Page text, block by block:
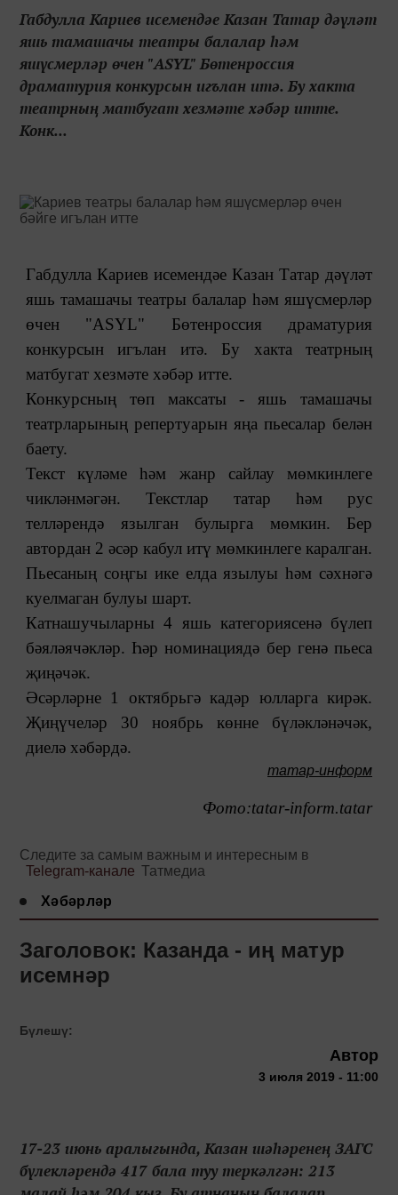
Габдулла Кариев исемендәе Казан Татар дәүләт
яшь тамашачы театры балалар һәм
яшүсмерләр өчен "ASYL" Бөтенроссия
драматурия конкурсын игълан итә. Бу хакта
театрның матбугат хезмәте хәбәр итте.
Конк...
Габдулла Кариев исемендәе Казан Татар дәүләт
яшь тамашачы театры балалар һәм яшүсмерләр
өчен "ASYL" Бөтенроссия драматурия
конкурсын игълан итә. Бу хакта театрның
матбугат хезмәте хәбәр итте.
Конкурсның төп максаты - яшь тамашачы
театрларының репертуарын яңа пьесалар белән
баету.
Текст күләме һәм жанр сайлау мөмкинлеге
чикләнмәгән. Текстлар татар һәм рус
телләрендә язылган булырга мөмкин. Бер
автордан 2 әсәр кабул итү мөмкинлеге каралган.
Пьесаның соңгы ике елда язылуы һәм сәхнәгә
куелмаган булуы шарт.
Катнашучыларны 4 яшь категориясенә бүлеп
бәяләячәкләр. Һәр номинациядә бер генә пьеса
җиңәчәк.
Әсәрләрне 1 октябрьгә кадәр юлларга кирәк.
Җиңүчеләр 30 ноябрь көнне бүләкләнәчәк,
диелә хәбәрдә.
татар-информ
Фото:tatar-inform.tatar
Следите за самым важным и интересным в
Telegram-канале Татмедиа
Хәбәрләр
Заголовок: Казанда - иң матур
исемнәр
Бүлешү:
Автор
3 июля 2019 - 11:00
17-23 июнь аралыгында, Казан шәһәренең ЗАГС
бүлекләрендә 417 бала туу теркәлгән: 213